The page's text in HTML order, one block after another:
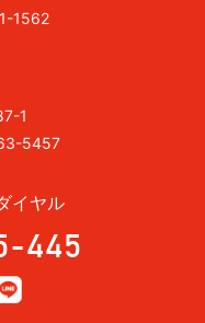
1562
1
5457
イヤル
445